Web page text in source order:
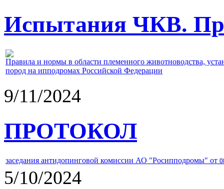
Испытания ЧКВ.
Правила и нормы в области племенного животноводства,
пород на ипподромах Российской Федерации
9/11/2024
ПРОТОКОЛ
заседания антидопинговой комиссии АО "Росипподромы" от
5/10/2024